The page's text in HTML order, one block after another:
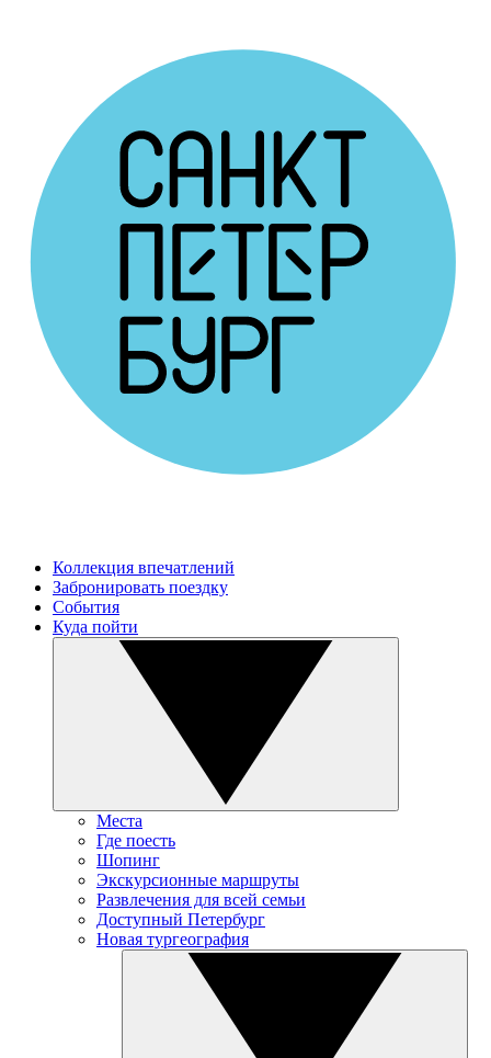
Коллекция впечатлений
Забронировать поездку
События
Куда пойти
Места
Где поесть
Шопинг
Экскурсионные маршруты
Развлечения для всей семьи
Доступный Петербург
Новая тургеография